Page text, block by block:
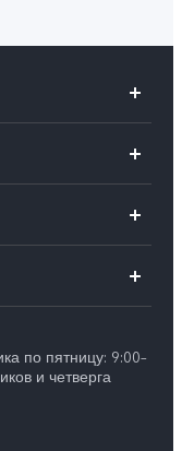
по пятницу: 9:00–
и четверга